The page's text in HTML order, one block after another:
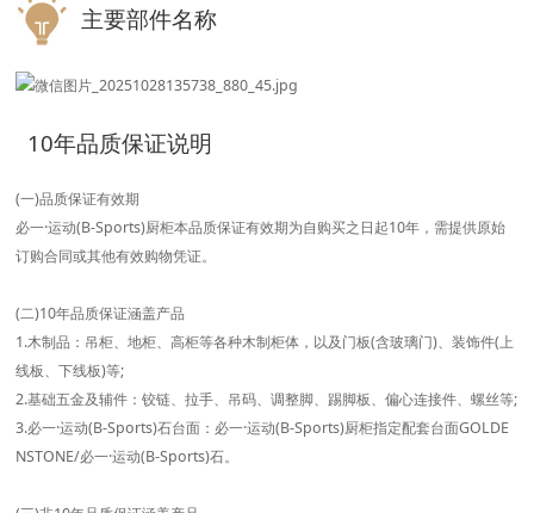
主要部件名称
10年品质保证说明
(一)品质保证有效期
必一·运动(B-Sports)厨柜本品质保证有效期为自购买之日起10年，需提供原始
订购合同或其他有效购物凭证。
(二)10年品质保证涵盖产品
1.木制品：吊柜、地柜、高柜等各种木制柜体，以及门板(含玻璃门)、装饰件(上
线板、下线板)等;
2.基础五金及辅件：铰链、拉手、吊码、调整脚、踢脚板、偏心连接件、螺丝等;
3.必一·运动(B-Sports)石台面：必一·运动(B-Sports)厨柜指定配套台面GOLDE
NSTONE/必一·运动(B-Sports)石。